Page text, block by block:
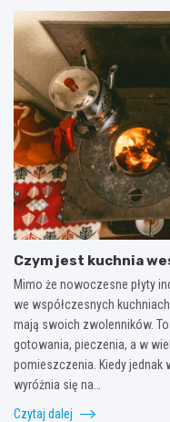
Czym jest kuchnia
Mimo że nowoczesne płyty
we współczesnych
mają swoich zwolenników.
gotowania, pieczenia, a w
pomieszczenia. Kiedy
wyróżnia się na…
Czytaj dalej